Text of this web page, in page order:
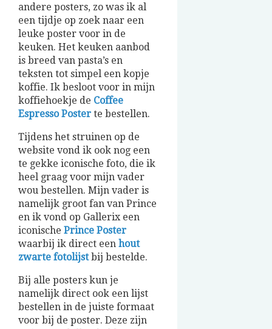
andere posters, zo was ik al
een tijdje op zoek naar een
leuke poster voor in de
keuken. Het keuken aanbod
is breed van pasta’s en
teksten tot simpel een kopje
koffie. Ik besloot voor in mijn
koffiehoekje de Coffee
Espresso Poster te bestellen.
Tijdens het struinen op de
website vond ik ook nog een
te gekke iconische foto, die ik
heel graag voor mijn vader
wou bestellen. Mijn vader is
namelijk groot fan van Prince
en ik vond op Gallerix een
iconische Prince Poster
waarbij ik direct een hout
zwarte fotolijstbij bestelde.
Bij alle posters kun je
namelijk direct ook een lijst
bestellen in de juiste formaat
voor bij de poster. Deze zijn